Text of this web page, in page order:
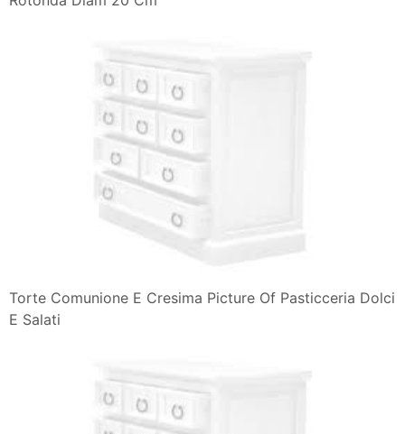
Torte Comunione E Cresima Picture Of Pasticceria Dolci
E Salati